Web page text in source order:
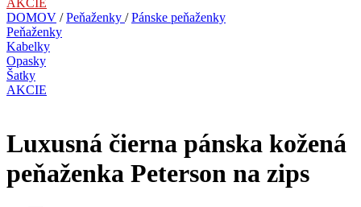
AKCIE
DOMOV /Peňaženky /Pánske peňaženky
Peňaženky
Kabelky
Opasky
Šatky
AKCIE
Luxusná čierna pánska kožená
peňaženka Peterson na zips